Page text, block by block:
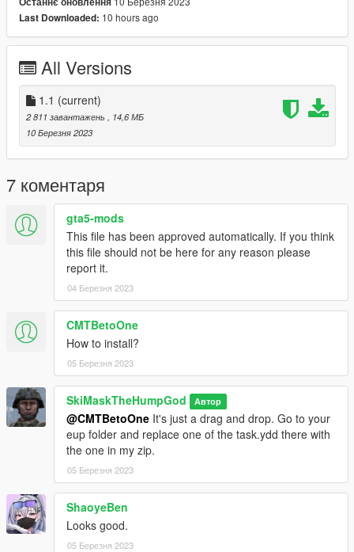
Last Downloaded: 10 hours ago
All Versions
1.1 (current)
2 811 завантажень
, 14,6 МБ
10 Березня 2023
7 коментаря
gta5-mods
This file has been approved automatically. If you think
this file should not be here for any reason please
report it.
04 Березня 2023
CMTBetoOne
How to install?
05 Березня 2023
SkiMaskTheHumpGod Автор
@CMTBetoOne It's just a drag and drop. Go to your
eup folder and replace one of the task.ydd there with
the one in my zip.
05 Березня 2023
ShaoyeBen
Looks good.
05 Березня 2023